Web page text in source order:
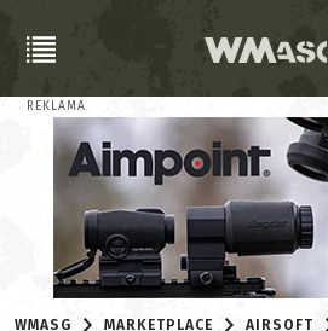
REKLAMA
WMASG MARKETPLACE AIRSOFT